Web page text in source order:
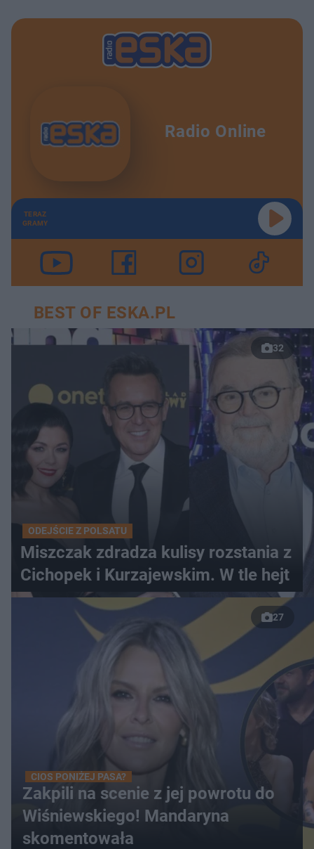
Radio Online
TERAZ
GRAMY
BEST OF ESKA.PL
32
ODEJŚCIE Z POLSATU
Miszczak zdradza kulisy rozstania z
Cichopek i Kurzajewskim. W tle hejt
27
CIOS PONIŻEJ PASA?
Zakpili na scenie z jej powrotu do
Wiśniewskiego! Mandaryna
skomentowała